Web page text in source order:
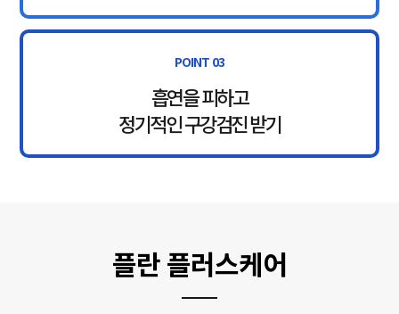
POINT 03
흡연을 피하고
정기적인 구강검진 받기
플란 플러스케어